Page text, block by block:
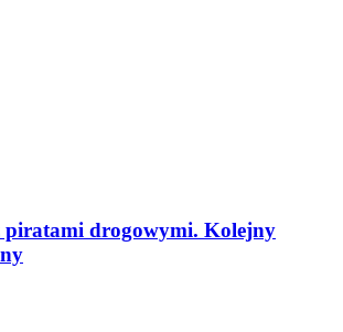
piratami drogowymi. Kolejny